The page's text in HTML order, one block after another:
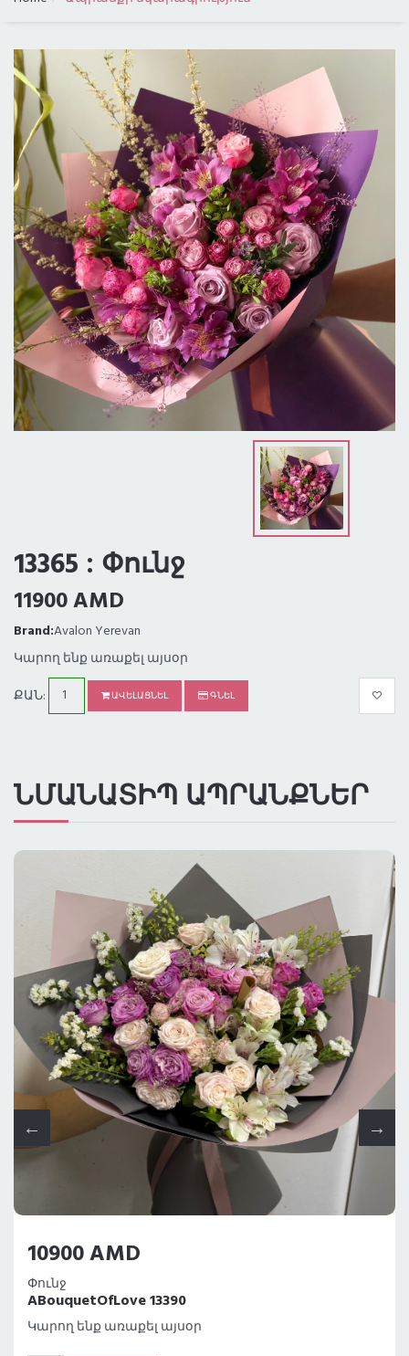
ԲՈԼՈՐ ՔԱՂԱՔՆԵՐԸ
ԱՌԱՔՈՒՄ ԼՈՍ ԱՆՋԵԼԵՍՈՒՄ
13365 : Փունջ
11900 AMD
Brand:Avalon Yerevan
Կարող ենք առաքել այսօր
ՔԱՆ:
ԱՎԵԼԱՑՆԵԼ ԳՆԵԼ
ՆՄԱՆԱՏԻՊ ԱՊՐԱՆՔՆԵՐ
15500 AMD
Փունջ խաղալիք արջուկով
ABouquetOfLove 13389
Կարող ենք առաքել այսօր